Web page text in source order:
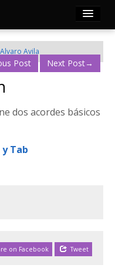
Alvaro Avila
Post Next Post→
dos acordes básicos
Tab
on Facebook Tweet